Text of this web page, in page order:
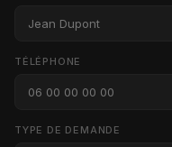
TÉLÉPHONE
TYPE DE DEMANDE